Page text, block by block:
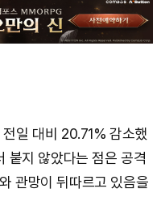
일 대비 20.71% 감소했
붙지 않았다는 점은 공격
관망이 뒤따르고 있음을